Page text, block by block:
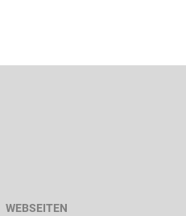
WEBSEITEN